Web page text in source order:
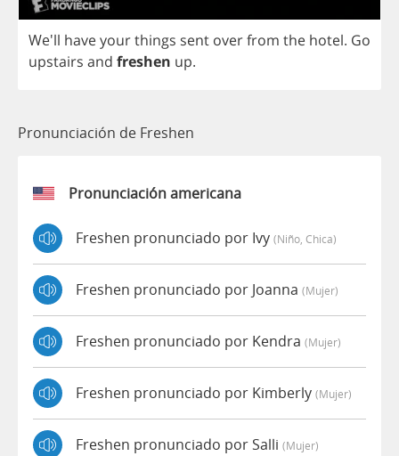
We'll haveyourthings sent overfrom the hotel. Go
upstairs and freshen up.
Pronunciación de Freshen
Pronunciación americana
Freshen pronunciado por Ivy (niño, Chica)
Freshen pronunciado por Joanna (mujer)
Freshen pronunciado por Kendra (mujer)
Freshen pronunciado por Kimberly (mujer)
Freshen pronunciado por Salli (mujer)